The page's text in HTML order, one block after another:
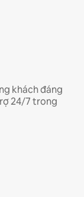
khách đáng
24/7 trong